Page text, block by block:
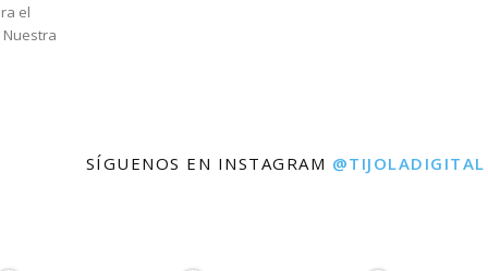
el
SÍGUENOS EN INSTAGRAM @TIJOLADIGITAL